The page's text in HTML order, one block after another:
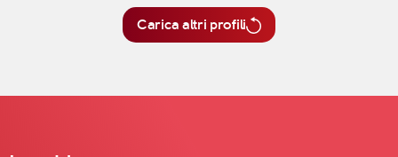
Carica altri profili